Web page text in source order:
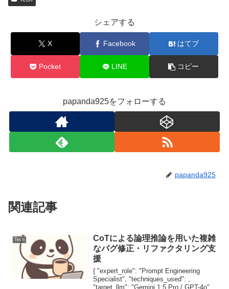
シェアする
X Facebook はてブ
Pocket LINE コピー
papanda925をフォローする
papanda925
関連記事
Tech
CoTによる論理推論を用いた複雑
なバグ修正・リファクタリング支
援
{ "expert_role": "Prompt Engineering
Specialist", "techniques_used": ,
"target_llm": "Gemini 1.5 Pro / GPT-4o",